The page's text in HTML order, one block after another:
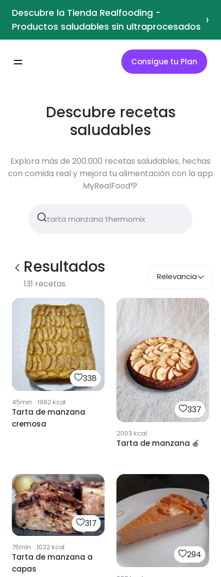
Descubre la Tienda Realfooding -
Productos saludables sin ultraprocesados ›
Consigue tu Plan
Descubre recetas
saludables
Explora más de 200.000 recetas saludables, hechas
con comida real y mejora tu alimentación con la app
MyRealFood💚
Resultados
131 recetas
Relevancia
338
45min · 1982kcal
Tarta de manzana
cremosa
337
2003 kcal
Tarta de manzana 🍎
317
75min · 1032kcal
Tarta de manzana a
capas
294